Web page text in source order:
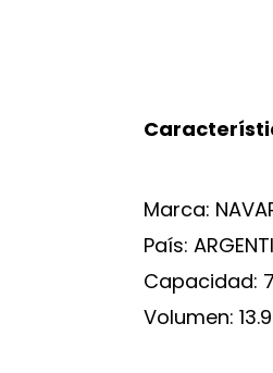
Marca:
País:
Capacidad:
Volumen: